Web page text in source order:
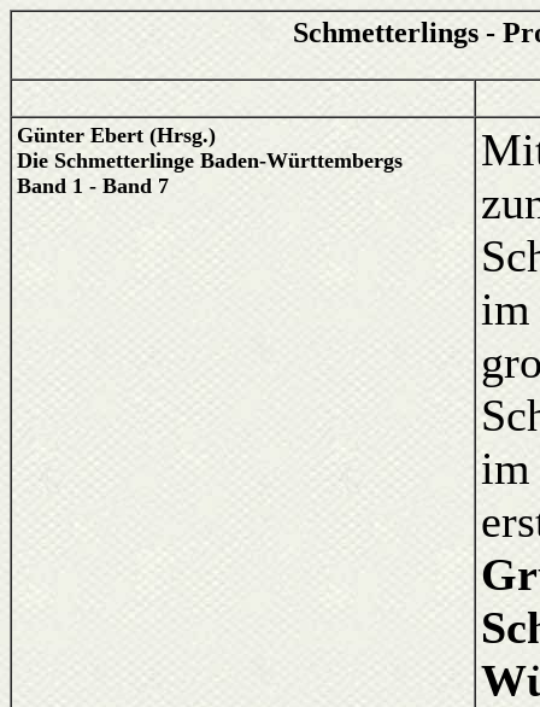
Schmetterlings -
Günter Ebert (Hrsg.)
Die Schmetterlinge Baden-Württembergs
Band 1 - Band 7
im
im